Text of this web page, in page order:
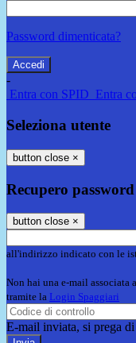
Password dimenticata?
-
Entra con SPID Entra
Seleziona utente
button close ×
Recupero password
button close ×
all'indirizzo indicato con le
Non hai una e-mail associata
tramite la Login Spaggiari
E-mail inviata, si prega